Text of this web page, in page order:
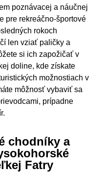
poznávacej a náučnej
pre rekreáčno-športové
rokoch
len vziať paličky a
si ich zapožičať v
doline, kde získate
možnostiach v
môžnosť vybaviť sa
prípadne
chodníky a
Fatry